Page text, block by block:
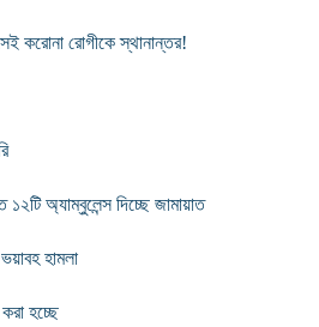
করোনা রোগীকে স্থানান্তর!
১২টি অ্যাম্বুলেন্স দিচ্ছে জামায়াত
ভয়াবহ হামলা
হচ্ছে